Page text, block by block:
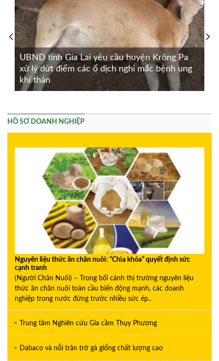
UBND tỉnh Gia Lai yêu cầu huyện Krông Pa
xử lý dứt điểm các ổ dịch nghi mắc bệnh ung
khí thán
HỒ SƠ DOANH NGHIỆP
Nguyên liệu thức ăn chăn nuôi: “Chìa khóa” quyết định sức
cạnh tranh
(Người Chăn Nuôi) – Trong bối cảnh thị trường nguyên liệu
thức ăn chăn nuôi toàn cầu biến động mạnh, các doanh
nghiệp trong nước đứng trước nhiều sức ép..
Trung tâm Nghiên cứu Gia cầm Thụy Phương
Dabaco và nỗi trăn trở gà giống chất lượng cao